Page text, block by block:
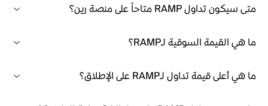
متى سيكون تداول RAMP متاحاً على منصة رين؟
ما هي القيمة السوقية لـRAMP؟
ما هي أعلى قيمة تداول لـRAMP على الإطلاق؟